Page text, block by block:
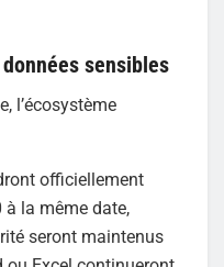
sensibles
l’écosystème
officiellement
la même date,
seront maintenus